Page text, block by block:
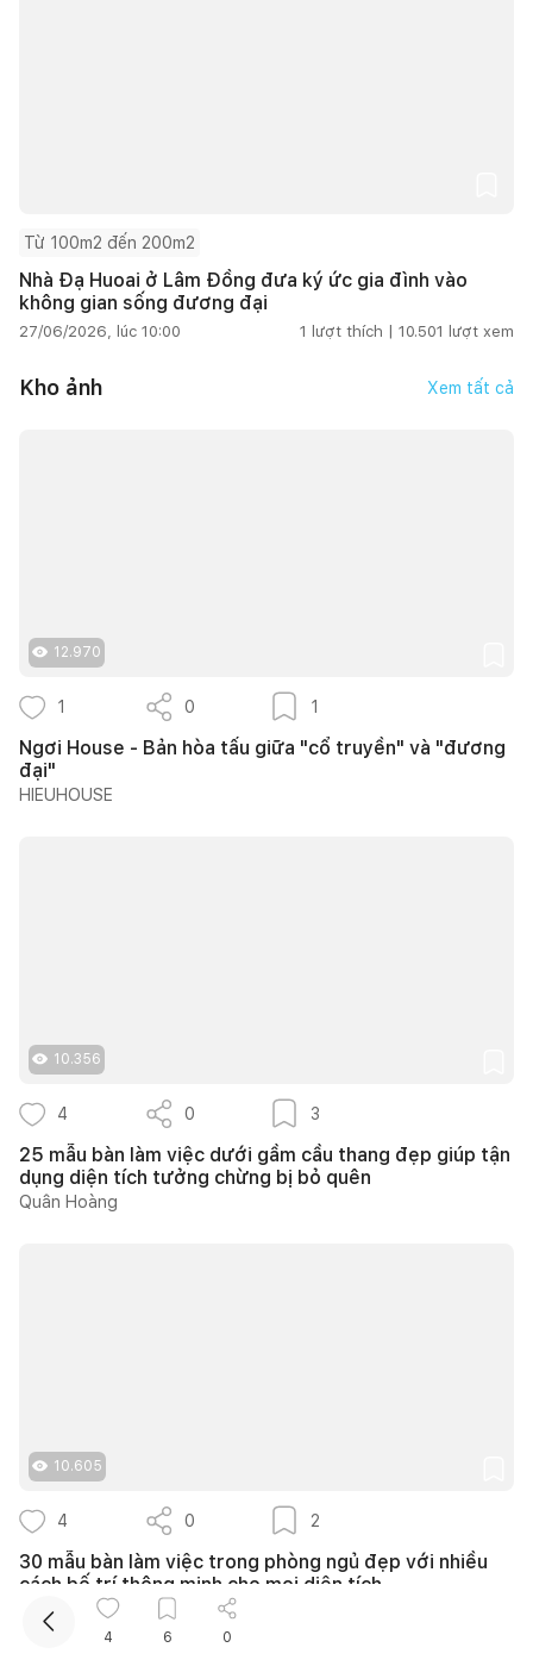
Từ 100m2 đến 200m2
Nhà Đạ Huoai ở Lâm Đồng đưa ký ức gia đình vào
không gian sống đương đại
27/06/2026, lúc 10:00 1 lượt thích | 10.501 lượt xem
Kho ảnh Xem tất cả
12.970
1 0 1
Ngơi House - Bản hòa tấu giữa "cổ truyền" và "đương
đại"
HIEUHOUSE
10.356
4 0 3
25 mẫu bàn làm việc dưới gầm cầu thang đẹp giúp tận
dụng diện tích tưởng chừng bị bỏ quên
Quân Hoàng
10.605
4 0 2
30 mẫu bàn làm việc trong phòng ngủ đẹp với nhiều
cách bố trí thông minh cho mọi diện tích
Phương Trang
4 6 0